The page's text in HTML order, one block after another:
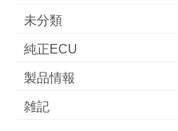
未分類
純正ECU
製品情報
雑記